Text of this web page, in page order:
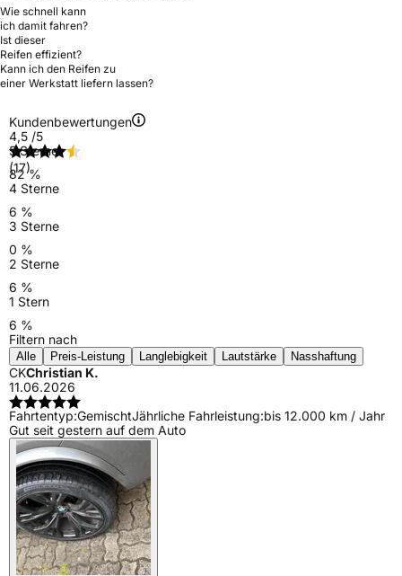
Wie schnell kann
ich damit fahren?
Ist dieser
Reifen effizient?
Kann ich den Reifen zu
einer Werkstatt liefern lassen?
Kundenbewertungen
4,5 /5
(17)
5 Sterne
82 %
4 Sterne
6 %
3 Sterne
0 %
2 Sterne
6 %
1 Stern
6 %
Filtern nach
Alle Preis-Leistung Langlebigkeit Lautstärke Nasshaftung
CKChristian K.
11.06.2026
Fahrtentyp:GemischtJährliche Fahrleistung:bis 12.000 km / Jahr
Gut seit gestern auf dem Auto